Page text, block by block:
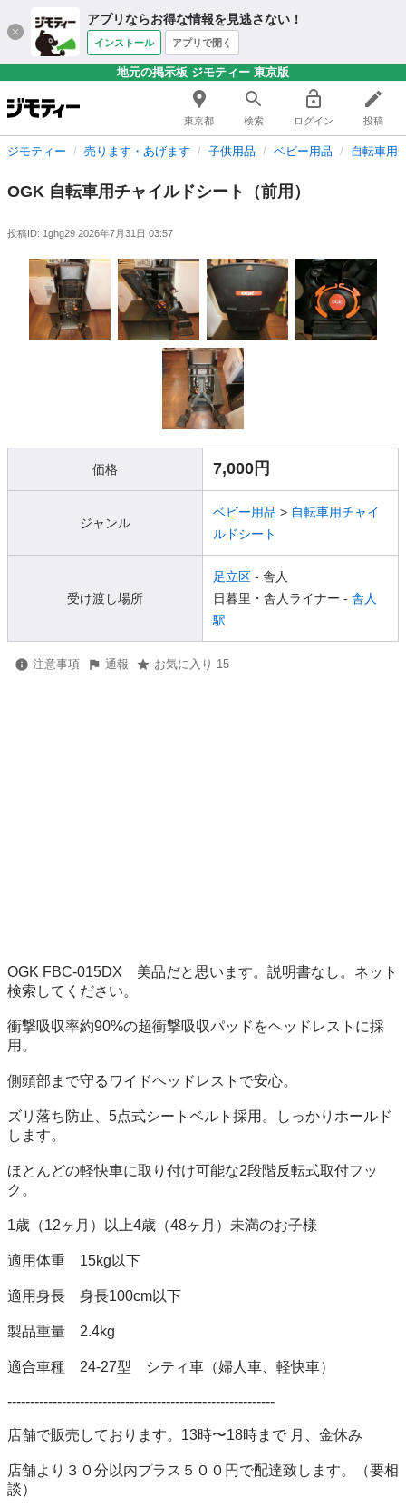
アプリならお得な情報を見逃さない！
インストール アプリで開く
地元の掲示板 ジモティー 東京版
東京都 検索 ログイン 投稿
ジモティー 売ります・あげます 子供用品 ベビー用品 自転車用
OGK 自転車用チャイルドシート（前用）
投稿ID: 1ghg29 2026年7月31日 03:57
価格 7,000円
ジャンル
ベビー用品 > 自転車用チャイ
ルドシート
受け渡し場所
足立区 - 舎人
日暮里・舎人ライナー - 舎人
駅
注意事項 通報 お気に入り 15
OGK FBC-015DX　美品だと思います。説明書なし。ネット
検索してください。
衝撃吸収率約90%の超衝撃吸収パッドをヘッドレストに採
用。
側頭部まで守るワイドヘッドレストで安心。
ズリ落ち防止、5点式シートベルト採用。しっかりホールド
します。
ほとんどの軽快車に取り付け可能な2段階反転式取付フッ
ク。
1歳（12ヶ月）以上4歳（48ヶ月）未満のお子様
適用体重　15kg以下
適用身長　身長100cm以下
製品重量　2.4kg
適合車種　24-27型　シティ車（婦人車、軽快車）
-----------------------------------------------------------
店舗で販売しております。13時〜18時まで 月、金休み
店舗より３０分以内プラス５００円で配達致します。（要相
談）